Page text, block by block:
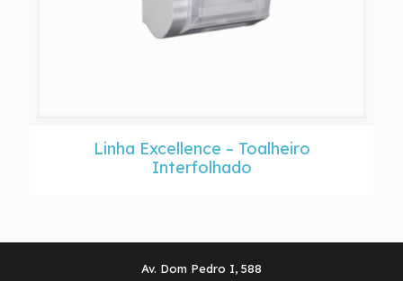
Linha Excellence – Toalheiro
Interfolhado
Av. Dom Pedro I, 588